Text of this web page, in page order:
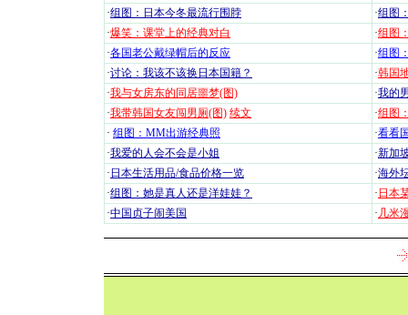
·组图：日本今冬最流行围脖 ·组图
·爆笑：课堂上的经典对白 ·组图
·各国老公戴绿帽后的反应 ·组图
·讨论：我该不该换日本国籍？ ·韩国
·我与女房东的同居噩梦(图) ·我的
·我带韩国女友闯男厕(图) 续文 ·组图
· 组图：MM出游经典照 ·看看
·我爱的人会不会是小姐 ·新加
· 日本生活用品/食品价格一览 ·海外
·组图：她是真人还是洋娃娃？ · 日本
·中国贞子闹美国 · 几米